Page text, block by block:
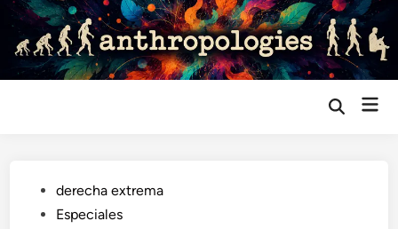
Saltar
contenido
Abrir
Publicado
en
derecha extrema
Especiales